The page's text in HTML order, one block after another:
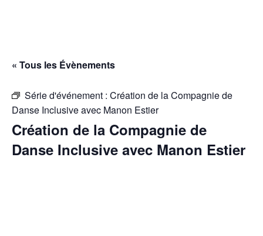
« Tous les Évènements
Série d'événement : Création de la Compagnie de
Danse Inclusive avec Manon Estier
Création de la Compagnie de
Danse Inclusive avec Manon Estier